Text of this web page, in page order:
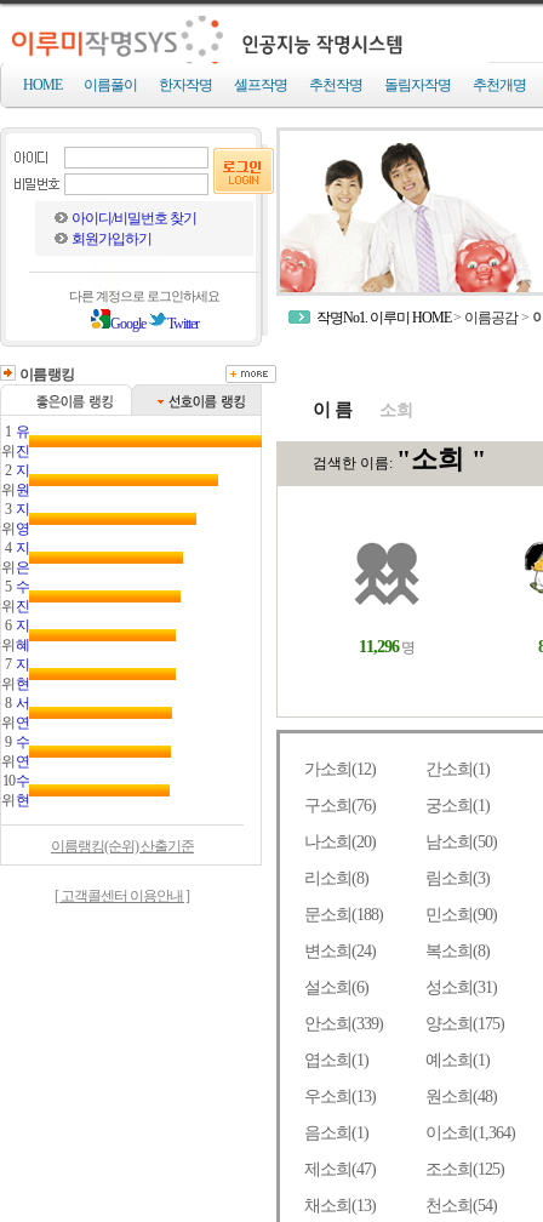
HOME 이름풀이 한자작명 셀프작명 추천작명 돌림자작명 추천개명
아이디/비밀번호 찾기
회원가입하기
다른 계정으로 로그인하세요
Google Twitter
이름랭킹
1
위
유
진
2
위
지
원
3
위
지
영
4
위
지
은
5
위
수
진
6
위
지
혜
7
위
지
현
8
위
서
연
9
위
수
연
10
위
수
현
이름랭킹(순위) 산출기준
[ 고객콜센터 이용안내 ]
작명No1. 이루미 HOME> 이름공감>
이 름